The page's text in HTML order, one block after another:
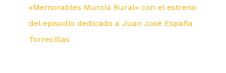
«Memorables Murcia Rural» con el estreno
del episodio dedicado a Juan José España
Torrecillas